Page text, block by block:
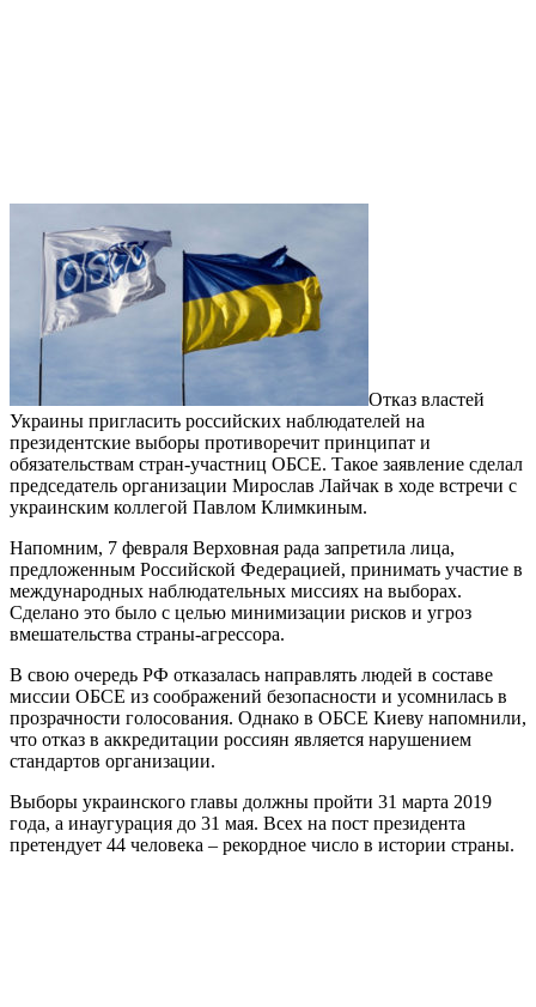
Отказ властей
Украины пригласить российских наблюдателей на
президентские выборы противоречит принципат и
обязательствам стран-участниц ОБСЕ. Такое заявление сделал
председатель организации Мирослав Лайчак в ходе встречи с
украинским коллегой Павлом Климкиным.
Напомним, 7 февраля Верховная рада запретила лица,
предложенным Российской Федерацией, принимать участие в
международных наблюдательных миссиях на выборах.
Сделано это было с целью минимизации рисков и угроз
вмешательства страны-агрессора.
В свою очередь РФ отказалась направлять людей в составе
миссии ОБСЕ из соображений безопасности и усомнилась в
прозрачности голосования. Однако в ОБСЕ Киеву напомнили,
что отказ в аккредитации россиян является нарушением
стандартов организации.
Выборы украинского главы должны пройти 31 марта 2019
года, а инаугурация до 31 мая. Всех на пост президента
претендует 44 человека – рекордное число в истории страны.